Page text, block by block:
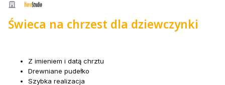
Świeca na chrzest dla dziewczynki
Z imieniem i datą chrztu
Drewniane pudełko
Szybka realizacja